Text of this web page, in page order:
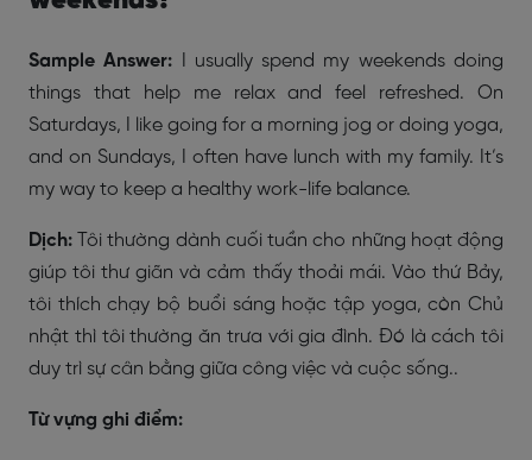
Sample Answer:
I usually spend my weekends doing
things that help me relax and feel refreshed. On
Saturdays, I like going for a morning jog or doing yoga,
and on Sundays, I often have lunch with my family. It’s
my way to keep a healthy work-life balance.
Dịch: Tôi thường dành cuối tuần cho những hoạt động
giúp tôi thư giãn và cảm thấy thoải mái. Vào thứ Bảy,
tôi thích chạy bộ buổi sáng hoặc tập yoga, còn Chủ
nhật thì tôi thường ăn trưa với gia đình. Đó là cách tôi
duy trì sự cân bằng giữa công việc và cuộc sống..
Từ vựng ghi điểm: